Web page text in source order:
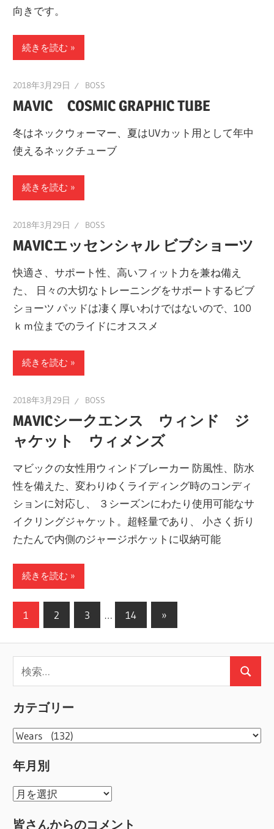
向きです。
続きを読む
2018年3月29日 BOSS
MAVIC COSMIC GRAPHIC TUBE
冬はネックウォーマー、夏はUVカット用として年中
使えるネックチューブ
続きを読む
2018年3月29日 BOSS
MAVICエッセンシャル ビブショーツ
快適さ、サポート性、高いフィット力を兼ね備え
た、 日々の大切なトレーニングをサポートするビブ
ショーツ パッドは凄く厚いわけではないので、100
ｋｍ位までのライドにオススメ
続きを読む
2018年3月29日 BOSS
MAVICシークエンス ウィンド ジ
ャケット ウィメンズ
マビックの女性用ウィンドブレーカー 防風性、防水
性を備えた、変わりゆくライディング時のコンディ
ションに対応し、 ３シーズンにわたり使用可能なサ
イクリングジャケット。超軽量であり、 小さく折り
たたんで内側のジャージポケットに収納可能
続きを読む
投
の
ペ
ー
ジ
送
1 2 3 … 14
次
の
»
索:
検
カテゴリー
カ
ゴ
リ
年月別
年
皆さんからのコメント